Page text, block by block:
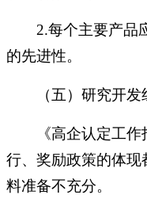
2.每个主要产品
的先进性。
（五）研究开发
《高企认定工作指
行、奖励政策的体
料准备不充分。